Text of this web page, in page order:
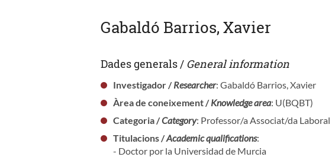
Gabaldó Barrios, Xavier
Dades generals / General information
Investigador /Researcher: Gabaldó Barrios, Xavier
Àrea de coneixement /Knowledge area: U(BQBT)
Categoria /Category: Professor/a Associat/da Laboral
Titulacions /Academic qualifications:
- Doctor por la Universidad de Murcia